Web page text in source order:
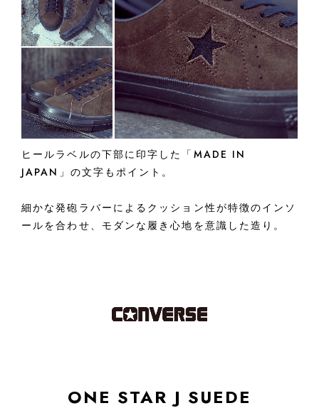
ヒールラベルの下部に印字した「MADE IN
JAPAN」の文字もポイント。
細かな発砲ラバーによるクッション性が特徴のインソ
ールを合わせ、モダンな履き心地を意識した造り。
ONE STAR J SUEDE